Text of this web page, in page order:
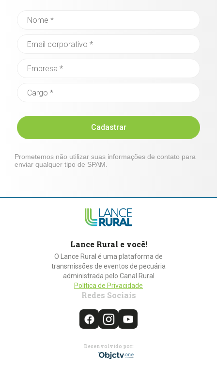
Cadastrar
Prometemos não utilizar suas informações de contato para
enviar qualquer tipo de SPAM.
Lance Rural e você!
O Lance Rural é uma plataforma de
transmissões de eventos de pecuária
administrada pelo Canal Rural
Política de Privacidade
Redes Sociais
Desenvolvido por: